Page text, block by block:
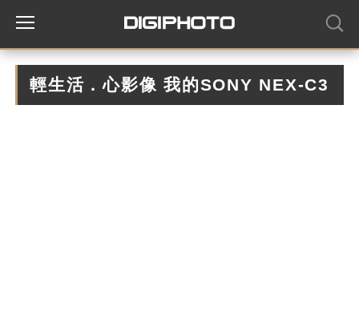
輕生活．心影像 我的SONY NEX-C3